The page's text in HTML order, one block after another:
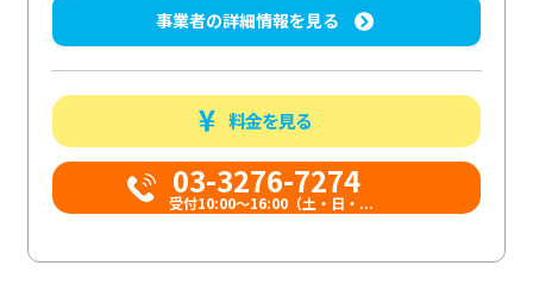
事業者の詳細情報を見る
料金を見る
03-3276-7274
受付10:00〜16:00（土・日・...